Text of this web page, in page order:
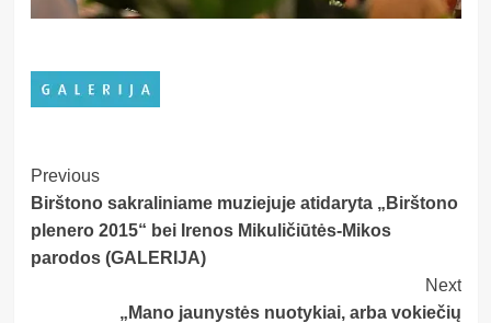
Post
Navigation
Previous
Birštono sakraliniame muziejuje atidaryta „Birštono
plenero 2015“ bei Irenos Mikuličiūtės-Mikos
parodos (GALERIJA)
Next
„Mano jaunystės nuotykiai, arba vokiečių